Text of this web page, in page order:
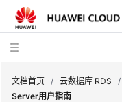
文档首页 / 云数据库 RDS /
Server用户指南